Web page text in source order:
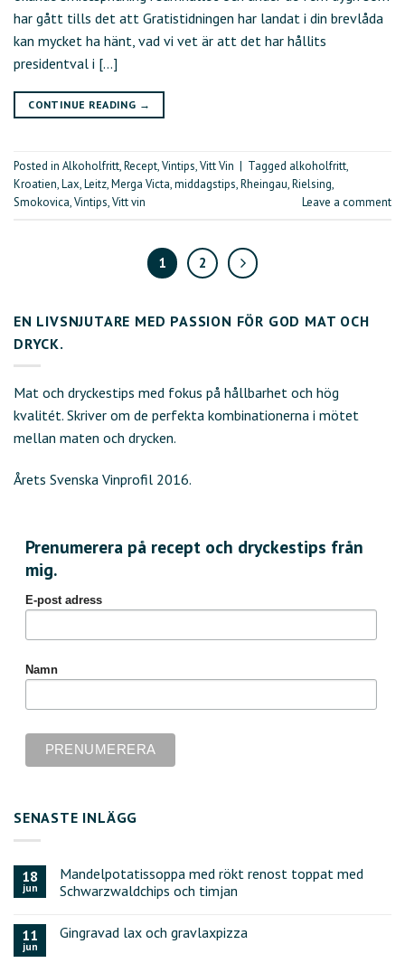
har gått tills det att Gratistidningen har landat i din brevlåda
kan mycket ha hänt, vad vi vet är att det har hållits
presidentval i […]
CONTINUE READING →
Posted in Alkoholfritt,Recept,Vintips,Vitt Vin | Tagged alkoholfritt,
Kroatien,Lax,Leitz,Merga Victa,middagstips,Rheingau,Rielsing,
Smokovica,Vintips,Vitt vin Leave a comment
1 2
EN LIVSNJUTARE MED PASSION FÖR GOD MAT OCH
DRYCK.
Mat och dryckestips med fokus på hållbarhet och hög
kvalitét. Skriver om de perfekta kombinationerna i mötet
mellan maten och drycken.
Årets Svenska Vinprofil 2016.
Prenumerera på recept och dryckestips från
mig.
E-post adress
Namn
SENASTE INLÄGG
18
jun
Mandelpotatissoppa med rökt renost toppat med
Schwarzwaldchips och timjan
11
jun
Gingravad lax och gravlaxpizza